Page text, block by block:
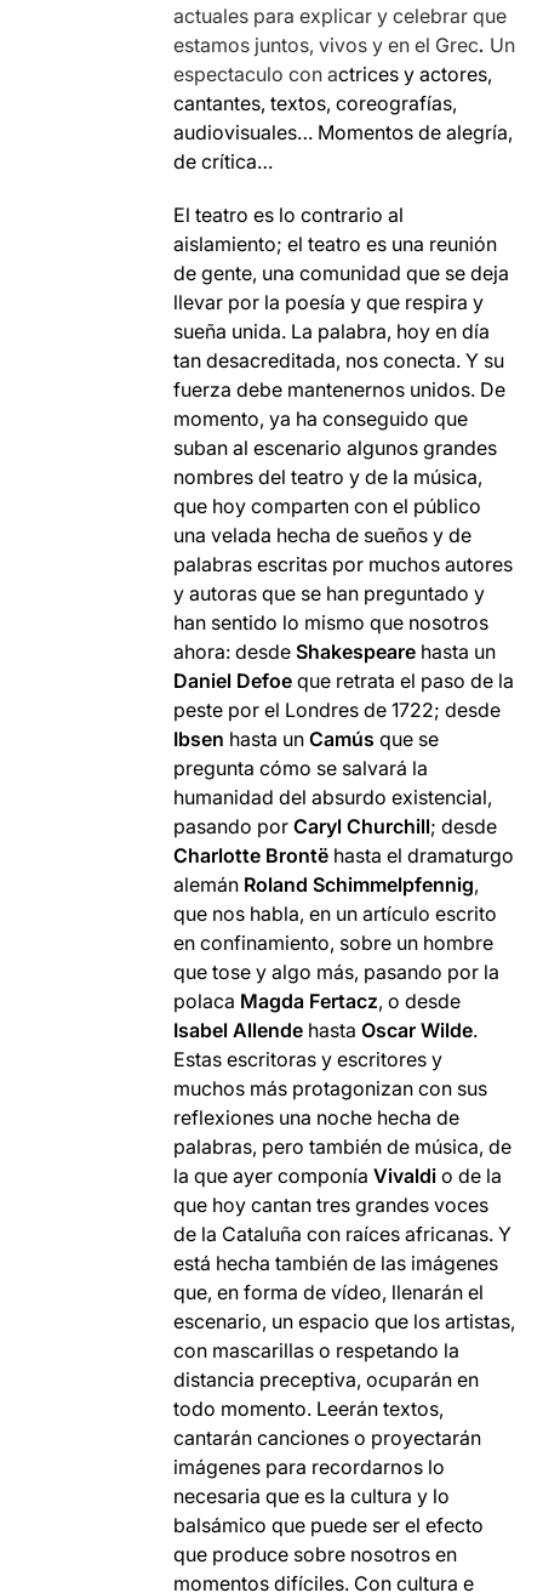
actuales para explicar y celebrar que
estamos juntos, vivos y en el Grec. Un
espectaculo con actrices y actores,
cantantes, textos, coreografías,
audiovisuales… Momentos de alegría,
de crítica…
El teatro es lo contrario al
aislamiento; el teatro es una reunión
de gente, una comunidad que se deja
llevar por la poesía y que respira y
sueña unida. La palabra, hoy en día
tan desacreditada, nos conecta. Y su
fuerza debe mantenernos unidos. De
momento, ya ha conseguido que
suban al escenario algunos grandes
nombres del teatro y de la música,
que hoy comparten con el público
una velada hecha de sueños y de
palabras escritas por muchos autores
y autoras que se han preguntado y
han sentido lo mismo que nosotros
ahora: desdeShakespeare hasta un
Daniel Defoe que retrata el paso de la
peste por el Londres de 1722; desde
Ibsen hasta unCamús que se
pregunta cómo se salvará la
humanidad del absurdo existencial,
pasando porCaryl Churchill; desde
Charlotte Brontë hasta el dramaturgo
alemán Roland Schimmelpfennig,
que nos habla, en un artículo escrito
en confinamiento, sobre un hombre
que tose y algo más, pasando por la
polaca Magda Fertacz, o desde
Isabel Allende hastaOscar Wilde.
Estas escritoras y escritores y
muchos más protagonizan con sus
reflexiones una noche hecha de
palabras, pero también de música, de
la que ayer componíaVivaldi o de la
que hoy cantan tres grandes voces
de la Cataluña con raíces africanas. Y
está hecha también de las imágenes
que, en forma de vídeo, llenarán el
escenario, un espacio que los artistas,
con mascarillas o respetando la
distancia preceptiva, ocuparán en
todo momento. Leerán textos,
cantarán canciones o proyectarán
imágenes para recordarnos lo
necesaria que es la cultura y lo
balsámico que puede ser el efecto
que produce sobre nosotros en
momentos difíciles. Con cultura e